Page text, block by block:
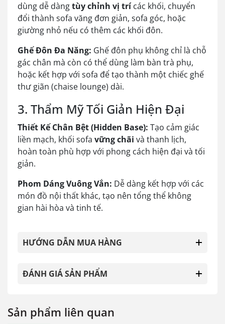
dùng dễ dàngtùy chỉnh vị trícác khối, chuyển
đổi thành sofa văng đơn giản, sofa góc, hoặc
giường nhỏ nếu có thêm các khối đôn.
Ghế Đôn Đa Năng: Ghế đôn phụ không chỉ là chỗ
gác chân mà còn có thể dùng làm bàn trà phụ,
hoặc kết hợp với sofa để tạo thành một chiếc ghế
thư giãn (chaise lounge) dài.
3. Thẩm Mỹ Tối Giản Hiện Đại
Thiết Kế Chân Bệt (Hidden Base): Tạo cảm giác
liền mạch, khối sofa vững chãi và thanh lịch,
hoàn toàn phù hợp với phong cách hiện đại và tối
giản.
Phom Dáng Vuông Vắn: Dễ dàng kết hợp với các
món đồ nội thất khác, tạo nên tổng thể không
gian hài hòa và tinh tế.
HƯỚNG DẪN MUA HÀNG
ĐÁNH GIÁ SẢN PHẨM
Sản phẩm liên quan